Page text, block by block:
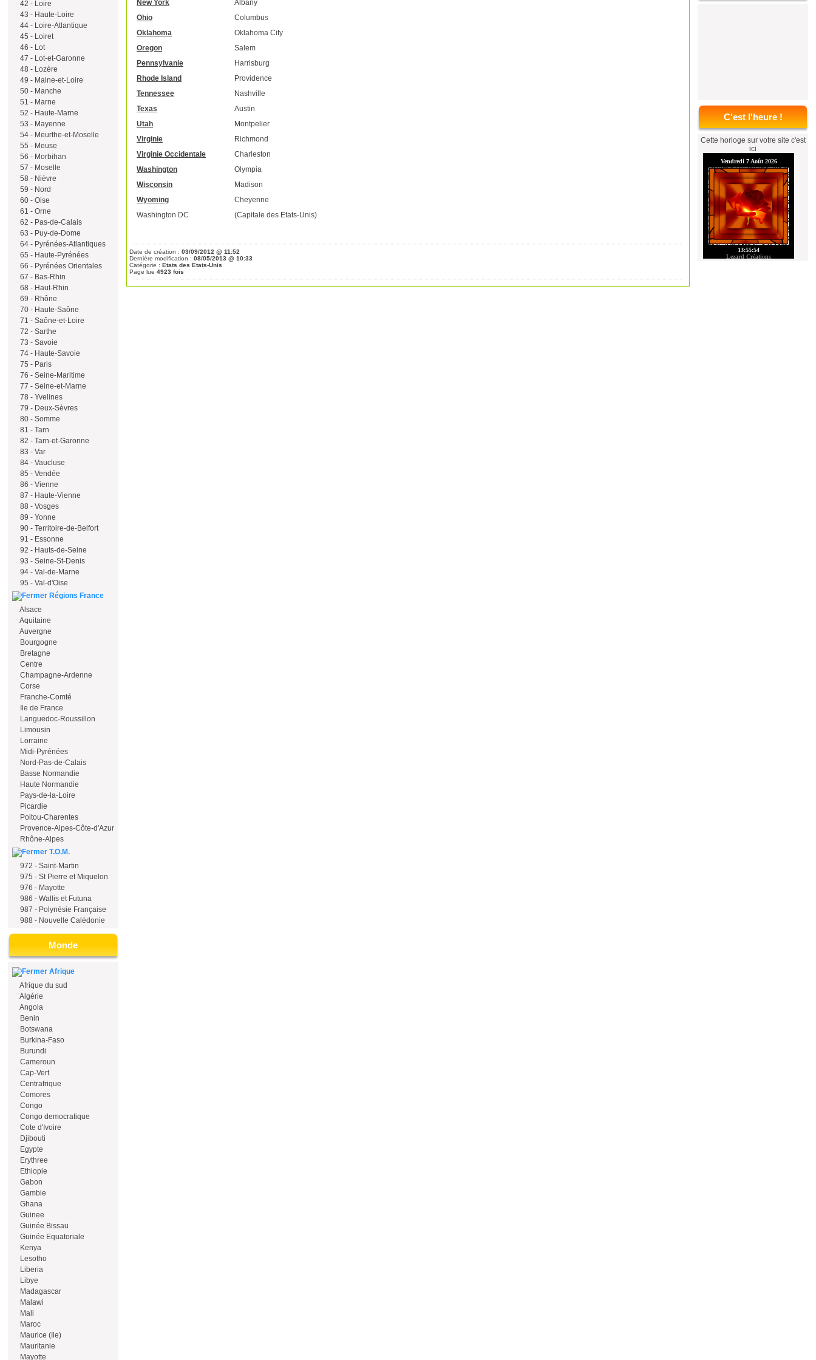
42 - Loire
43 - Haute-Loire
44 - Loire-Atlantique
45 - Loiret
46 - Lot
47 - Lot-et-Garonne
48 - Lozère
49 - Maine-et-Loire
50 - Manche
51 - Marne
52 - Haute-Marne
53 - Mayenne
54 - Meurthe-et-Moselle
55 - Meuse
56 - Morbihan
57 - Moselle
58 - Nièvre
59 - Nord
60 - Oise
61 - Orne
62 - Pas-de-Calais
63 - Puy-de-Dome
64 - Pyrénées-Atlantiques
65 - Haute-Pyrénées
66 - Pyrénées Orientales
67 - Bas-Rhin
68 - Haut-Rhin
69 - Rhône
70 - Haute-Saône
71 - Saône-et-Loire
72 - Sarthe
73 - Savoie
74 - Haute-Savoie
75 - Paris
76 - Seine-Maritime
77 - Seine-et-Marne
78 - Yvelines
79 - Deux-Sèvres
80 - Somme
81 - Tarn
82 - Tarn-et-Garonne
83 - Var
84 - Vaucluse
85 - Vendée
86 - Vienne
87 - Haute-Vienne
88 - Vosges
89 - Yonne
90 - Territoire-de-Belfort
91 - Essonne
92 - Hauts-de-Seine
93 - Seine-St-Denis
94 - Val-de-Marne
95 - Val-d'Oise
Régions France
Alsace
Aquitaine
Auvergne
Bourgogne
Bretagne
Centre
Champagne-Ardenne
Corse
Franche-Comté
Ile de France
Languedoc-Roussillon
Limousin
Lorraine
Midi-Pyrénées
Nord-Pas-de-Calais
Basse Normandie
Haute Normandie
Pays-de-la-Loire
Picardie
Poitou-Charentes
Provence-Alpes-Côte-d'Azur
Rhône-Alpes
T.O.M.
972 - Saint-Martin
975 - St Pierre et Miquelon
976 - Mayotte
986 - Wallis et Futuna
987 - Polynésie Française
988 - Nouvelle Calédonie
Monde
Afrique
Afrique du sud
Algérie
Angola
Benin
Botswana
Burkina-Faso
Burundi
Cameroun
Cap-Vert
Centrafrique
Comores
Congo
Congo democratique
Cote d'Ivoire
Djibouti
Egypte
Erythree
Ethiopie
Gabon
Gambie
Ghana
Guinee
Guinée Bissau
Guinée Equatoriale
Kenya
Lesotho
Liberia
Libye
Madagascar
Malawi
Mali
Maroc
Maurice (Ile)
Mauritanie
Mayotte
New York
Albany
Ohio
Columbus
Oklahoma
Oklahoma City
Oregon
Salem
Pennsylvanie
Harrisburg
Rhode Island
Providence
Tennessee
Nashville
Texas
Austin
Utah
Montpelier
Virginie
Richmond
Virginie Occidentale
Charleston
Washington
Olympia
Wisconsin
Madison
Wyoming
Cheyenne
Washington DC
(Capitale des Etats-Unis)
Date de création : 03/09/2012 @ 11:52
Dernière modification : 08/05/2013 @ 10:33
Catégorie : Etats des Etats-Unis
Page lue 4923 fois
C'est l'heure !
Cette horloge sur votre site c'est
ici